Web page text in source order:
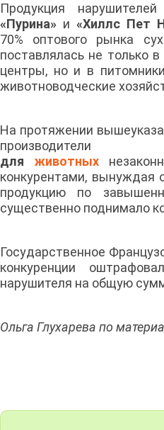
Продукция
«Пурина» и «Хиллс Пет
70% оптового рынка
поставлялась не только
центры, но и в
животноводческие
На протяжении
производители
для животных
конкурентами, вынуждая
продукцию по
существенно поднимало
Государственное
конкуренции
нарушителя на общую
Ольга Глухарева по